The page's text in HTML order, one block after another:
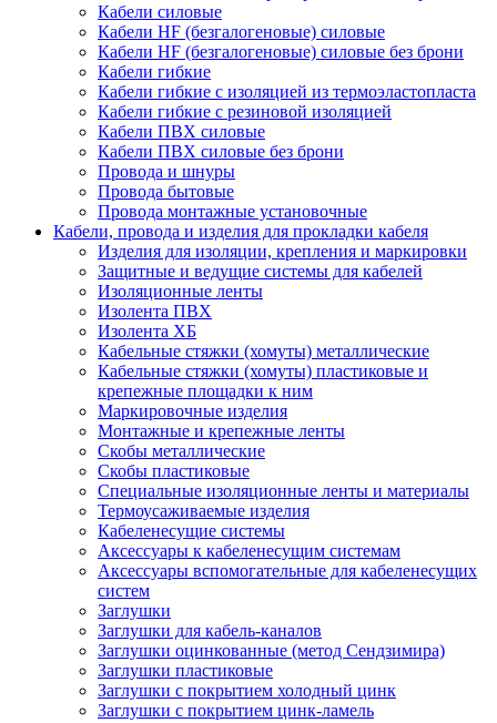
Кабели силовые
Кабели HF (безгалогеновые) силовые
Кабели HF (безгалогеновые) силовые без брони
Кабели гибкие
Кабели гибкие с изоляцией из термоэластопласта
Кабели гибкие с резиновой изоляцией
Кабели ПВХ силовые
Кабели ПВХ силовые без брони
Провода и шнуры
Провода бытовые
Провода монтажные установочные
Кабели, провода и изделия для прокладки кабеля
Изделия для изоляции, крепления и маркировки
Защитные и ведущие системы для кабелей
Изоляционные ленты
Изолента ПВХ
Изолента ХБ
Кабельные стяжки (хомуты) металлические
Кабельные стяжки (хомуты) пластиковые и
крепежные площадки к ним
Маркировочные изделия
Монтажные и крепежные ленты
Скобы металлические
Скобы пластиковые
Специальные изоляционные ленты и материалы
Термоусаживаемые изделия
Кабеленесущие системы
Аксессуары к кабеленесущим системам
Аксессуары вспомогательные для кабеленесущих
систем
Заглушки
Заглушки для кабель-каналов
Заглушки оцинкованные (метод Сендзимира)
Заглушки пластиковые
Заглушки с покрытием холодный цинк
Заглушки с покрытием цинк-ламель